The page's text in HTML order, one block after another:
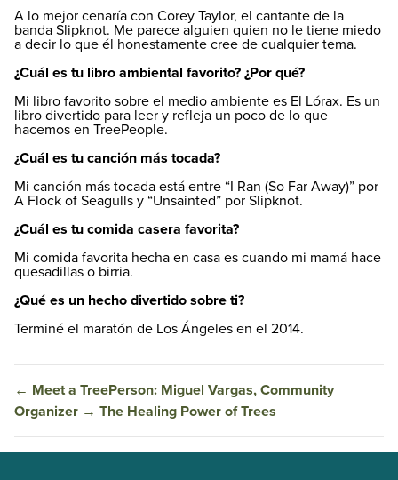
A lo mejor cenaría con Corey Taylor, el cantante de la
banda Slipknot. Me parece alguien quien no le tiene miedo
a decir lo que él honestamente cree de cualquier tema.
¿Cuál es tu libro ambiental favorito? ¿Por qué?
Mi libro favorito sobre el medio ambiente es El Lórax. Es un
libro divertido para leer y refleja un poco de lo que
hacemos en TreePeople.
¿Cuál es tu canción más tocada?
Mi canción más tocada está entre “I Ran (So Far Away)” por
A Flock of Seagulls y “Unsainted” por Slipknot.
¿Cuál es tu comida casera favorita?
Mi comida favorita hecha en casa es cuando mi mamá hace
quesadillas o birria.
¿Qué es un hecho divertido sobre ti?
Terminé el maratón de Los Ángeles en el 2014.
← Meet a TreePerson: Miguel Vargas, Community
Organizer → The Healing Power of Trees